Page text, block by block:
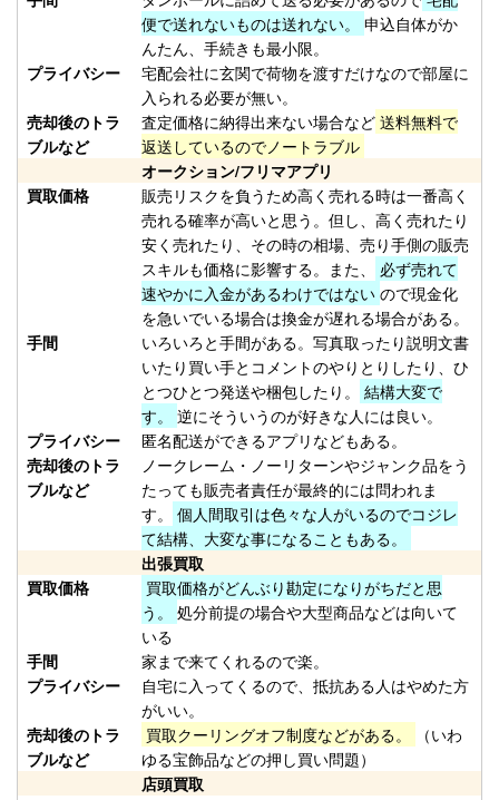
釣具買取クーポンturi20260214-
（2026/02/28迄）
Orvis オービス フライリール
CFO IV 未使用
釣具買取クーポンturi20260214-
03（2026/02/28迄）
17,500円
Orvis オービス フライリール
MACH V 未使用
釣具買取クーポンturi20260214-
（2026/02/28迄）
10,000円
2026/02/14
Orvis オービス フライリール
BATTENKILL DISC 7/8 ディスク
未使用
釣具買取クーポンturi20260214-
（2026/02/28迄）
5,500円
2026/02/14
ホンデックス PS-800GP 魚探 未
使用
釣具買取クーポン
plamo20260124-
01（2026/02/28迄）
49,000円
2026/01/24
ホンデックス HE-71GPⅡ 魚探 未
釣具買取クーポン
plamo20260124-
02（2026/02/28迄）
37,500円
2026/01/24
ホンデックス HE-81GPⅢ 魚探 未
使用
釣具買取クーポン
36,000円
2026/01/24
便で送れないものは送れない。 申込自体がか
んたん、手続きも最小限。
プライバシー
宅配会社に玄関で荷物を渡すだけなので部屋に
入られる必要が無い。
売却後のトラ
ブルなど
査定価格に納得出来ない場合など 送料無料で
返送しているのでノートラブル
オークション/フリマアプリ
買取価格
販売リスクを負うため高く売れる時は一番高く
売れる確率が高いと思う。但し、高く売れたり
安く売れたり、その時の相場、売り手側の販売
スキルも価格に影響する。また、
必ず売れて
速やかに入金があるわけではない ので現金化
を急いでいる場合は換金が遅れる場合がある。
手間
いろいろと手間がある。写真取ったり説明文書
いたり買い手とコメントのやりとりしたり、ひ
とつひとつ発送や梱包したり。
結構大変で
す。 逆にそういうのが好きな人には良い。
プライバシー
匿名配送ができるアプリなどもある。
売却後のトラ
ブルなど
ノークレーム・ノーリターンやジャンク品をう
たっても販売者責任が最終的には問われま
す。
個人間取引は色々な人がいるのでコジレ
て結構、大変な事になることもある。
出張買取
買取価格
買取価格がどんぶり勘定になりがちだと思
う。 処分前提の場合や大型商品などは向いて
いる
手間
家まで来てくれるので楽。
プライバシー
自宅に入ってくるので、抵抗ある人はやめた方
がいい。
売却後のトラ
ブルなど
買取クーリングオフ制度などがある。
（いわ
ゆる宝飾品などの押し買い問題）
店頭買取